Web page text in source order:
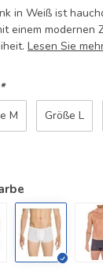
in Weiß ist
einem
Lesen Sie
*
M Größe L